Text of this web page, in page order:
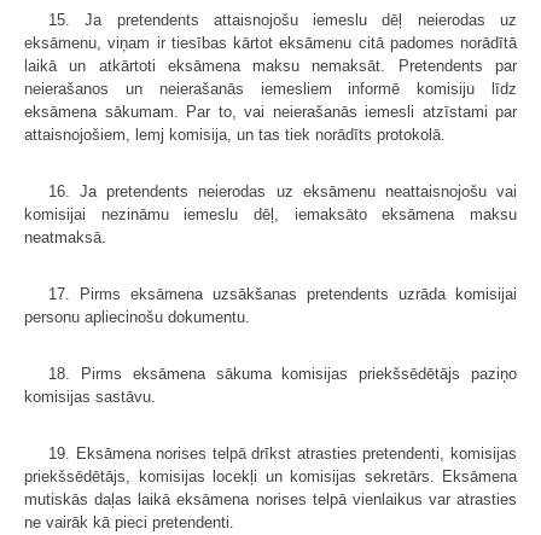
15. Ja pretendents attaisnojošu iemeslu dēļ neierodas uz
eksāmenu, viņam ir tiesības kārtot eksāmenu citā padomes norādītā
laikā un atkārtoti eksāmena maksu nemaksāt. Pretendents par
neierašanos un neierašanās iemesliem informē komisiju līdz
eksāmena sākumam. Par to, vai neierašanās iemesli atzīstami par
attaisnojošiem, lemj komisija, un tas tiek norādīts protokolā.
16. Ja pretendents neierodas uz eksāmenu neattaisnojošu vai
komisijai nezināmu iemeslu dēļ, iemaksāto eksāmena maksu
neatmaksā.
17. Pirms eksāmena uzsākšanas pretendents uzrāda komisijai
personu apliecinošu dokumentu.
18. Pirms eksāmena sākuma komisijas priekšsēdētājs paziņo
komisijas sastāvu.
19. Eksāmena norises telpā drīkst atrasties pretendenti, komisijas
priekšsēdētājs, komisijas locekļi un komisijas sekretārs. Eksāmena
mutiskās daļas laikā eksāmena norises telpā vienlaikus var atrasties
ne vairāk kā pieci pretendenti.